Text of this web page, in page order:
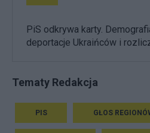
PiS odkrywa karty.
deportacje Ukraińców i
Tematy Redakcja
PIS GŁOS